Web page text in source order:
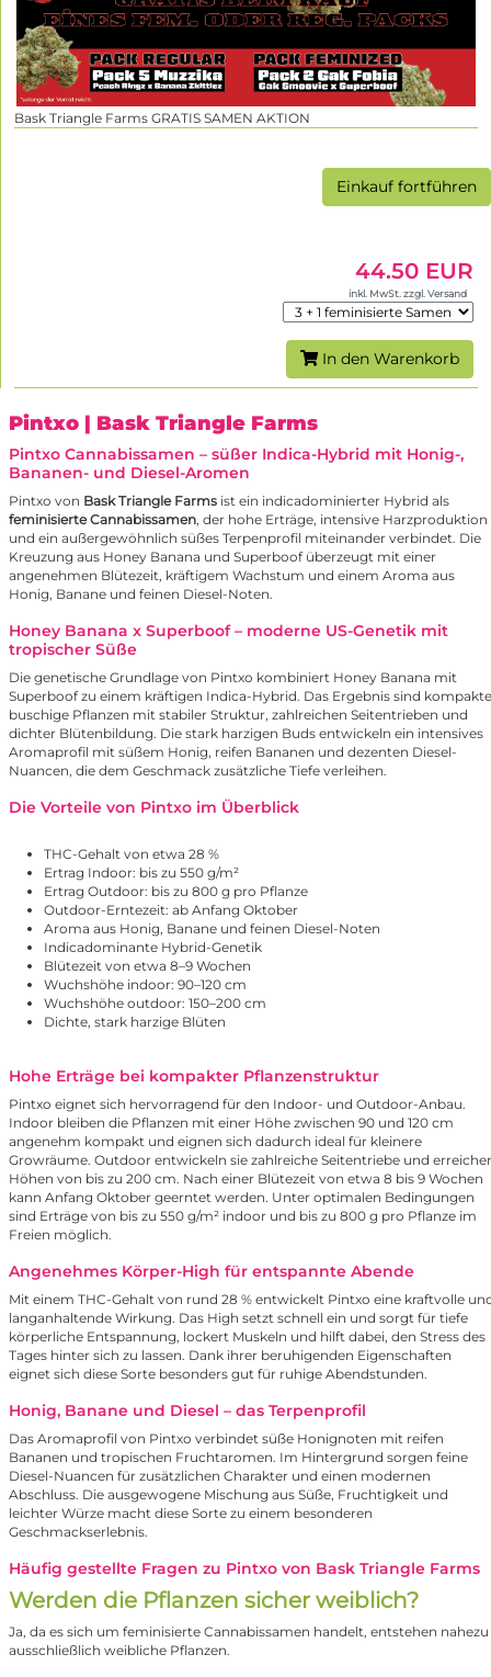
Bask Triangle Farms GRATIS SAMEN AKTION
Einkauf fortführen
44.50 EUR
inkl. MwSt. zzgl. Versand
In den Warenkorb
Pintxo | Bask Triangle Farms
Pintxo Cannabissamen – süßer Indica-Hybrid mit Honig-,
Bananen- und Diesel-Aromen
Pintxo von Bask Triangle Farms ist ein indicadominierter Hybrid als
feminisierte Cannabissamen, der hohe Erträge, intensive Harzproduktion
und ein außergewöhnlich süßes Terpenprofil miteinander verbindet. Die
Kreuzung aus Honey Banana und Superboofüberzeugt mit einer
angenehmen Blütezeit, kräftigem Wachstum und einem Aroma aus
Honig, Banane und feinen Diesel-Noten.
Honey Banana x Superboof – moderne US-Genetik mit
tropischer Süße
Die genetische Grundlage von Pintxo kombiniert Honey Banana mit
Superboofzu einem kräftigen Indica-Hybrid. Das Ergebnis sind
buschige Pflanzen mit stabiler Struktur, zahlreichen Seitentrieben und
dichter Blütenbildung. Die stark harzigen Buds entwickeln ein intensives
Aromaprofil mit süßem Honig, reifen Bananen und dezenten Diesel-
Nuancen, die dem Geschmack zusätzliche Tiefe verleihen.
Die Vorteile von Pintxo im Überblick
THC-Gehalt von etwa 28 %
Ertrag Indoor: bis zu 550 g/m²
Ertrag Outdoor: bis zu 800 g pro Pflanze
Outdoor-Erntezeit: ab Anfang Oktober
Aroma aus Honig, Banane und feinen Diesel-Noten
Indicadominante Hybrid-Genetik
Blütezeit von etwa 8–9 Wochen
Wuchshöhe indoor: 90–120 cm
Wuchshöhe outdoor: 150–200 cm
Dichte, stark harzige Blüten
Hohe Erträge bei kompakter Pflanzenstruktur
Pintxo eignet sich hervorragend für den Indoor- und Outdoor-Anbau.
Indoor bleiben die Pflanzen mit einer Höhe zwischen 90 und 120 cm
angenehm kompakt und eignen sich dadurch ideal für kleinere
Growräume. Outdoor entwickeln sie zahlreiche Seitentriebe und
Höhen von bis zu 200 cm. Nach einer Blütezeit von etwa 8 bis 9 Wochen
kann Anfang Oktober geerntet werden. Unter optimalen Bedingungen
sind Erträge von bis zu 550 g/m² indoor und bis zu 800 g pro Pflanze im
Freien möglich.
Angenehmes Körper-High für entspannte Abende
Mit einem THC-Gehalt von rund 28 % entwickelt Pintxo eine kraftvolle
langanhaltende Wirkung. Das High setzt schnell ein und sorgt für tiefe
körperliche Entspannung, lockert Muskeln und hilft dabei, den Stress des
Tages hinter sich zu lassen. Dank ihrer beruhigenden Eigenschaften
eignet sich diese Sorte besonders gut für ruhige Abendstunden.
Honig, Banane und Diesel – das Terpenprofil
Das Aromaprofil von Pintxo verbindet süße Honignoten mit reifen
Bananen und tropischen Fruchtaromen. Im Hintergrund sorgen feine
Diesel-Nuancen für zusätzlichen Charakter und einen modernen
Abschluss. Die ausgewogene Mischung aus Süße, Fruchtigkeit und
leichter Würze macht diese Sorte zu einem besonderen
Geschmackserlebnis.
Häufig gestellte Fragen zu Pintxo von Bask Triangle Farms
Werden die Pflanzen sicher weiblich?
Ja, da es sich um feminisierte Cannabissamen handelt, entstehen nahezu
ausschließlich weibliche Pflanzen.